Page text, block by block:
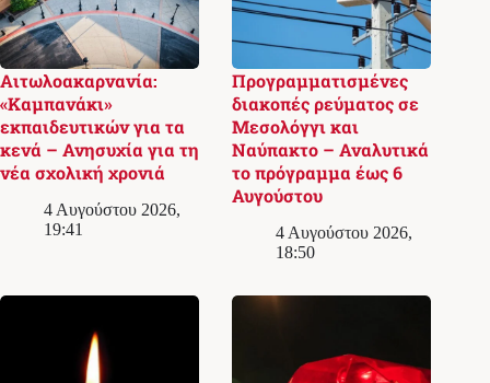
Αιτωλοακαρνανία:
«Καμπανάκι»
εκπαιδευτικών για τα
κενά – Ανησυχία για τη
νέα σχολική χρονιά
4 Αυγούστου 2026,
19:41
Προγραμματισμένες
διακοπές ρεύματος σε
Μεσολόγγι και
Ναύπακτο – Αναλυτικά
το πρόγραμμα έως 6
Αυγούστου
4 Αυγούστου 2026,
18:50